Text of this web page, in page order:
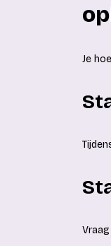
Je